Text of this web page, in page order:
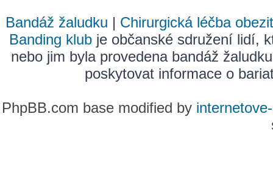
Bandáž žaludku | Chirurgická léčba
Banding klub je občanské sdružení lidí,
nebo jim byla provedena bandáž
poskytovat informace o
PhpBB.com base modified by